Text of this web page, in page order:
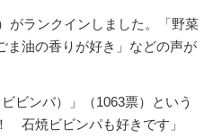
がランクインしました。「野菜
ま油の香りが好き」などの声が
ビンバ）」（1063票）という
石焼ビビンパも好きです」